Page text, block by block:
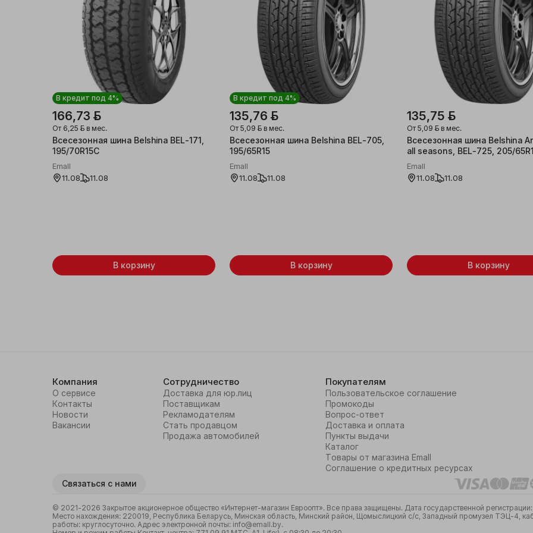
В кредит под 4%
166,73 ƃ
От 6,25 ƃ в мес.
Всесезонная шина Belshina BEL-171,
195/70R15C
Emall
11.08
11.08
В корзину
В кредит под 4%
135,76 ƃ
От 5,09 ƃ в мес.
Всесезонная шина Belshina BEL-705,
195/65R15
Emall
11.08
11.08
В корзину
135,75 ƃ
От 5,09 ƃ в мес.
Всесезонная шина Belshina
all seasons, BEL-725, 205/
Emall
11.08
11.08
В корзину
Компания
О сервисе
Контакты
Новости
Вакансии
Сотрудничество
Доставка для юр.лиц
Поставщикам
Рекламодателям
Стать продавцом
Продажа автомобилей
Покупателям
Пользовательское соглашение
Промокоды
Вопрос-ответ
Доставка и оплата
Пункты выдачи
Каталог
Товары от магазина Emall
Соглашение о кредитных ресурсах
Связаться с нами
© 2021-2026 Закрытое акционерное общество «Интернет-магазин Евроопт». Все права защищены. Дата государственной
Место нахождения: 220019, Республика Беларусь, Минская область, Минский район, Щомыслицкий с/с, Западный промузел ТЭЦ-4,
работы: круглосуточно. Адрес электронной почты: info@emall.by.